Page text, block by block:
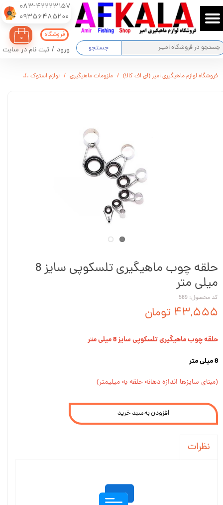
083-42223157
​​​​​​​09356485200
جستجو
۰
ورود / ثبت نام در سایت
حساب کاربری من
تغییر گذر واژه
فروشگاه
فروشگاه لوازم ماهیگیری امیر (ای اف کالا) ملزومات ماهیگیری لوازم استوک
حلقه چوب ماهیگیری تلسکوپی سایز 8
میلی متر
کد محصول: 589
۴۳,۵۵۵ تومان
حلقه چوب ماهیگیری تلسکوپی سایز 8 میلی متر
8 میلی متر
(مبنای سایزها اندازه دهانه حلقه به میلیمتر)
افزودن به سبد خرید
نظرات